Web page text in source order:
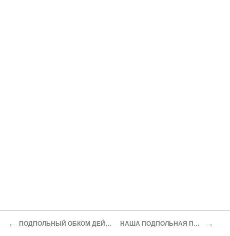
← ПОДПОЛЬНЫЙ ОБКОМ ДЕЙСТВУЕТ НАША ПОДПОЛЬНАЯ ПРЕССА →